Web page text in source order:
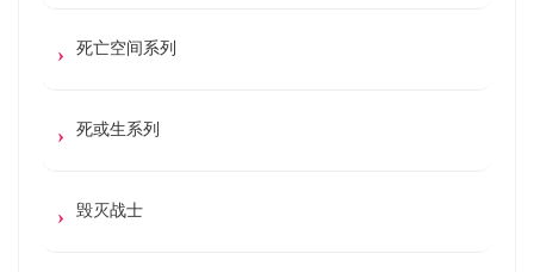
死亡空间系列
死或生系列
毁灭战士